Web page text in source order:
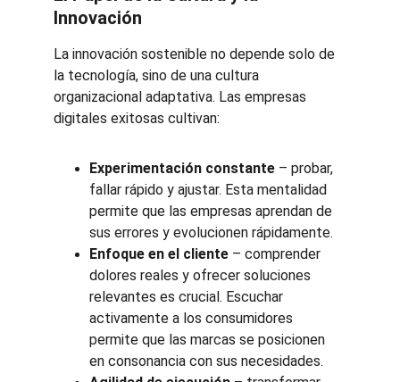
Innovación
La innovación sostenible no depende solo de
la tecnología, sino de una cultura
organizacional adaptativa. Las empresas
digitales exitosas cultivan:
Experimentación constante – probar,
fallar rápido y ajustar. Esta mentalidad
permite que las empresas aprendan de
sus errores y evolucionen rápidamente.
Enfoque en el cliente – comprender
dolores reales y ofrecer soluciones
relevantes es crucial. Escuchar
activamente a los consumidores
permite que las marcas se posicionen
en consonancia con sus necesidades.